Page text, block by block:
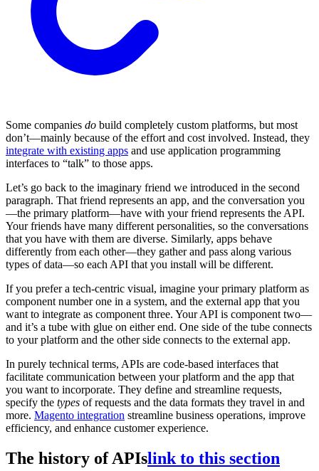
Some companies do build completely custom platforms, but most
don’t—mainly because of the effort and cost involved. Instead, they
integrate with existing apps and use application programming
interfaces to “talk” to those apps.
Let’s go back to the imaginary friend we introduced in the second
paragraph. That friend represents an app, and the conversation you
—the primary platform—have with your friend represents the API.
Your friends have many different personalities, so the conversations
that you have with them are diverse. Similarly, apps behave
differently from each other—they gather and pass along various
types of data—so each API that you install will be different.
If you prefer a tech-centric visual, imagine your primary platform as
component number one in a system, and the external app that you
want to integrate as component three. Your API is component two—
and it’s a tube with glue on either end. One side of the tube connects
to your platform and the other side connects to the external app.
In purely technical terms, APIs are code-based interfaces that
facilitate communication between your platform and the app that
you want to incorporate. They define and streamline requests,
specify the types of requests and the data formats they travel in and
more. Magento integration streamline business operations, improve
efficiency, and enhance customer experience.
The history of APIslink to this section